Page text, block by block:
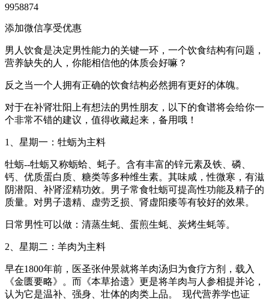
9958874
添加微信享受优惠
男人饮食是决定男性能力的关键一环，一个饮食结构有问题，
营养缺失的人，你能相信他的体质会好嘛？
反之当一个人拥有正确的饮食结构必然拥有更好的体魄。
对于在补肾壮阳上有想法的男性朋友，以下的食谱将会给你一
个非常不错的建议，值得收藏起来，备用哦！
1、星期一：牡蛎为主料
牡蛎--牡蛎又称蛎蛤、蚝子。含有丰富的锌元素及铁、磷、
钙、优质蛋白质、糖类等多种维生素。其味咸，性微寒，有滋
阴潜阳、补肾涩精功效。男子常食牡蛎可提高性功能及精子的
质量。对男子遗精、虚劳乏损、肾虚阳痿等有较好的效果。
日常男性可以做：清蒸生蚝、蛋煎生蚝、炭烤生蚝等。
2、星期二：羊肉为主料
早在1800年前，医圣张仲景就将羊肉汤归为食疗方剂，载入
《金匮要略》。而《本草拾遗》更是将羊肉与人参相提并论，
认为它是温补、强身、壮体的肉类上品。 现代营养学也证